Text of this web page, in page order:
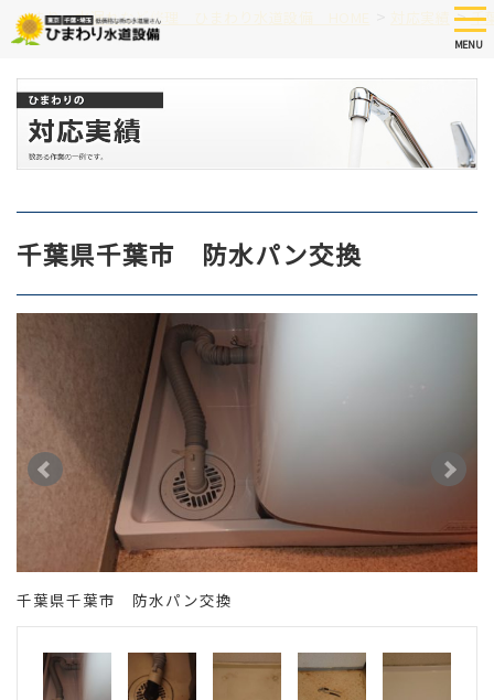
Skip
to
content
MENU
つまり、水漏れなど修理 ひまわり水道設備 HOME >千
千葉県千葉市 防水パン交換
千葉県千葉市 防水パン交換